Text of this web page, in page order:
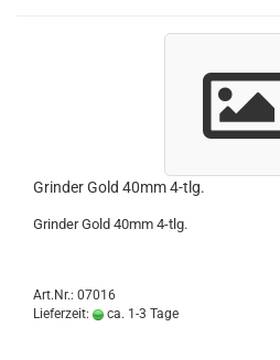
Grinder Gold 40mm 4-tlg.
Grinder Gold 40mm 4-tlg.
Art.Nr.: 07016
Lieferzeit:
ca. 1-3 Tage